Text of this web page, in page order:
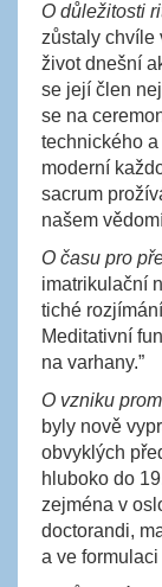
O důležitosti
zůstaly chvíle
život dnešní
se její člen
se na
technického
moderní
sacrum
našem
O času pro
imatrikulační
tiché
Meditativní
na varhany.”
O vzniku
byly nově
obvyklých
hluboko do
zejména v
doctorandi,
a ve